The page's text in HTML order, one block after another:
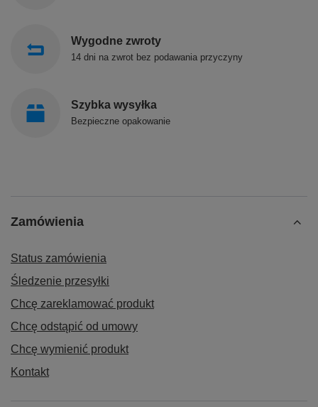
Wygodne zwroty
14 dni na zwrot bez podawania przyczyny
Szybka wysyłka
Bezpieczne opakowanie
Zamówienia
Status zamówienia
Śledzenie przesyłki
Chcę zareklamować produkt
Chcę odstąpić od umowy
Chcę wymienić produkt
Kontakt